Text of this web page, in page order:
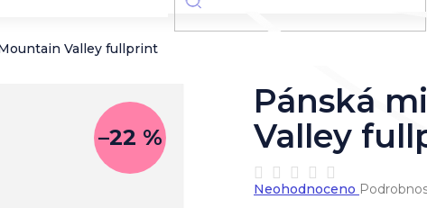
Valley fullprint
–22 %
Pánská
Valley
Průměrné
hodnocení
Neohodnoceno